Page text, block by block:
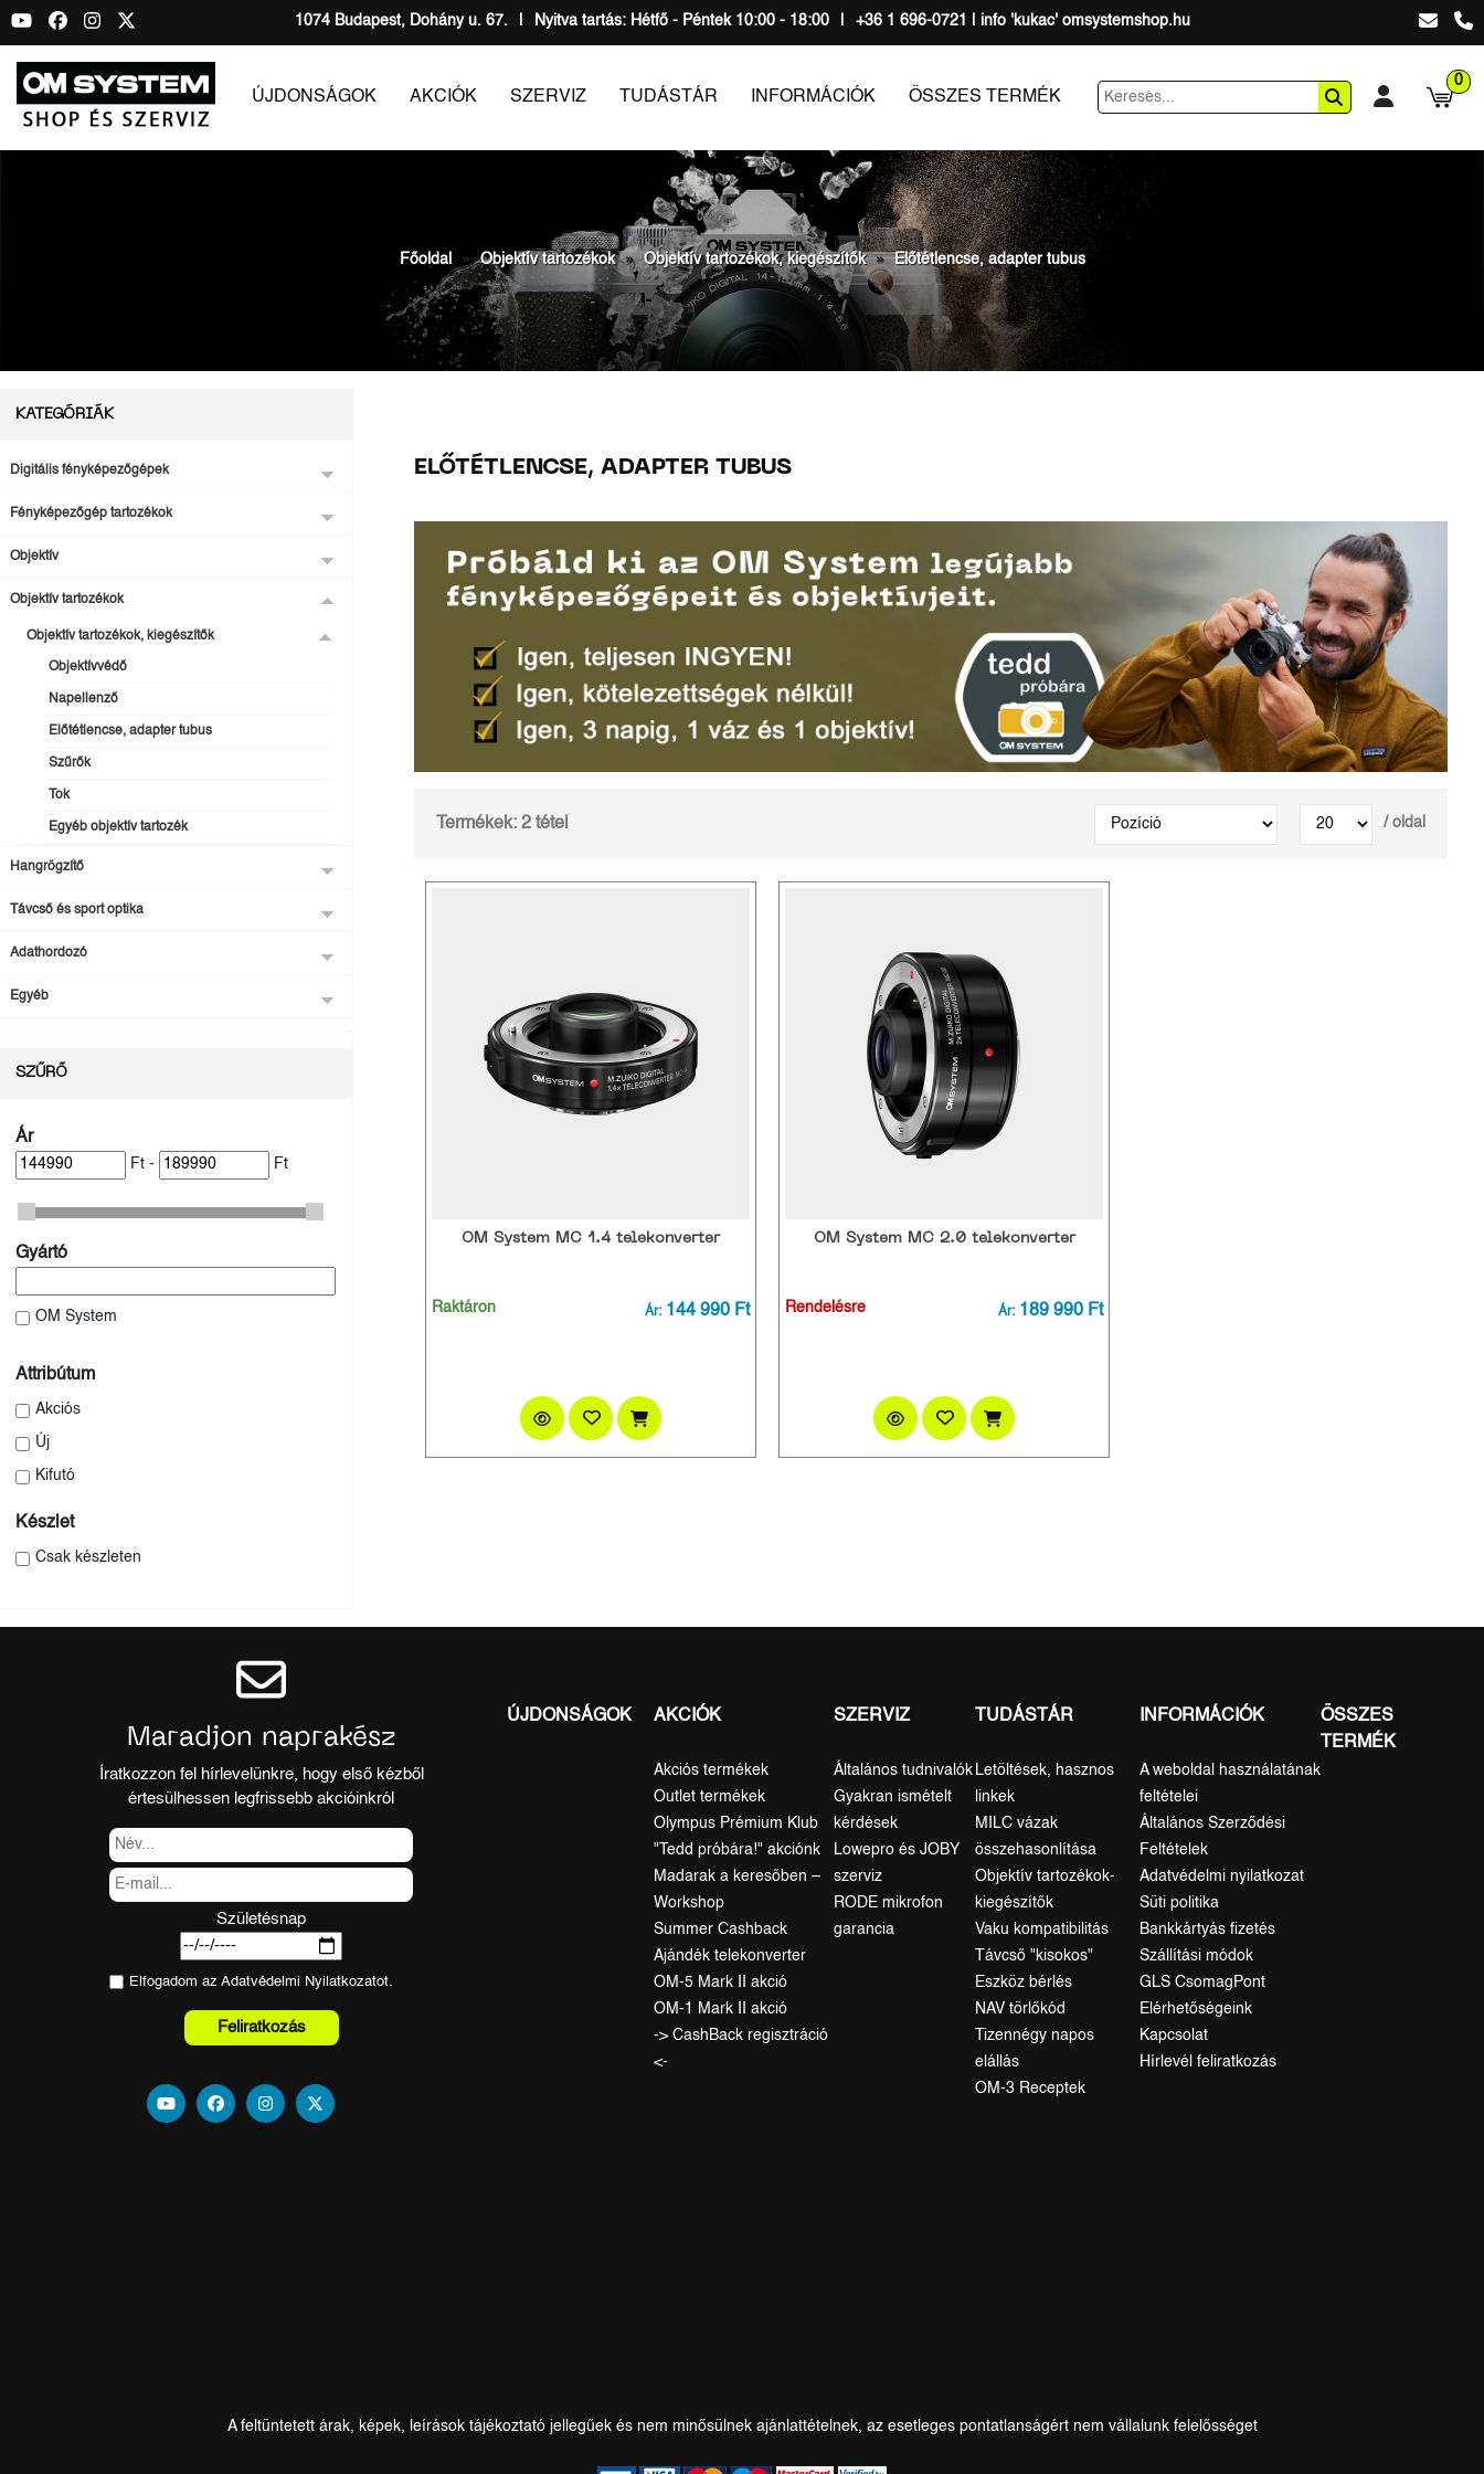
1074 Budapest, Dohány u. 67. Nyitva tartás: Hétfő - Péntek 10:00 - 18:00 +36 1 696-0721 | info 'kukac' omsystemshop.hu
ÚJDONSÁGOK AKCIÓK SZERVIZ TUDÁSTÁR INFORMÁCIÓK ÖSSZES TERMÉK
0
Főoldal Objektív tartozékok Objektív tartozékok, kiegészítők Előtétlencse, adapter tubus
KATEGÓRIÁK
Digitális fényképezőgépek
Fényképezőgép tartozékok
Objektív
Objektív tartozékok
Objektív tartozékok, kiegészítők
Objektívvédő
Napellenző
Előtétlencse, adapter tubus
Szűrők
Tok
Egyéb objektív tartozék
Hangrögzítő
Távcső és sport optika
Adathordozó
Egyéb
SZŰRŐ
Ár
Ft - Ft
Gyártó
OM System
Attribútum
Akciós
Új
Kifutó
Készlet
Csak készleten
ELŐTÉTLENCSE, ADAPTER TUBUS
Termékek: 2 tétel / oldal
OM System MC 1.4 telekonverter
Raktáron Ár: 144 990 Ft
OM System MC 2.0 telekonverter
Rendelésre Ár: 189 990 Ft
Maradjon naprakész
Íratkozzon fel hírlevelünkre, hogy első kézből
értesülhessen legfrissebb akcióinkról
Születésnap
Elfogadom azAdatvédelmi Nyilatkozatot.
Feliratkozás
ÚJDONSÁGOK AKCIÓK
Akciós termékek
Outlet termékek
Olympus Prémium Klub
"Tedd próbára!" akciónk
Madarak a keresőben –
Workshop
Summer Cashback
Ajándék telekonverter
OM-5 Mark II akció
OM-1 Mark II akció
-> CashBack regisztráció
<-
SZERVIZ
Általános tudnivalók
Gyakran ismételt
kérdések
Lowepro és JOBY
szerviz
RODE mikrofon
garancia
TUDÁSTÁR
Letöltések, hasznos
linkek
MILC vázak
összehasonlítása
Objektív tartozékok-
kiegészítők
Vaku kompatibilitás
Távcső "kisokos"
Eszköz bérlés
NAV törlőkód
Tizennégy napos
elállás
OM-3 Receptek
INFORMÁCIÓK
A weboldal használatának
feltételei
Általános Szerződési
Feltételek
Adatvédelmi nyilatkozat
Süti politika
Bankkártyás fizetés
Szállítási módok
GLS CsomagPont
Elérhetőségeink
Kapcsolat
Hírlevél feliratkozás
ÖSSZES
TERMÉK
A feltüntetett árak, képek, leírások tájékoztató jellegűek és nem minősülnek ajánlattételnek, az esetleges pontatlanságért nem vállalunk felelősséget